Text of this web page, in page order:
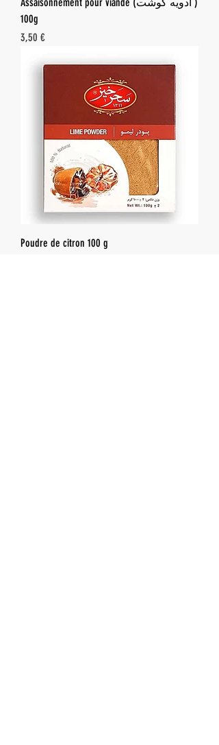
100g
Prix
3,50 €
Poudre de citron 100 g